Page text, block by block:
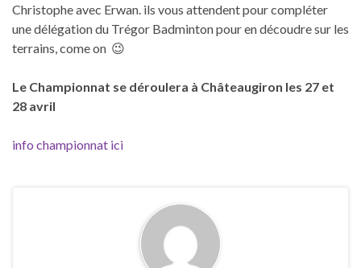
Christophe avec Erwan. ils vous attendent pour compléter
une délégation du Trégor Badminton pour en découdre sur les
terrains, come on 😉
Le Championnat se déroulera à Châteaugiron les 27 et
28 avril
info championnat ici